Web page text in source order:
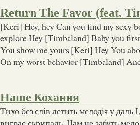
Return The Favor (feat.
[Keri] Hey, hey Can you find my sexy
explore Hey [Timbaland] Baby you
You show me yours [Keri] Hey You
On my worst behavior [Timbaland]
Наше Кохання
Тихо без слів летить мелодія у даль
виграє скрипаль. Нам не забуть